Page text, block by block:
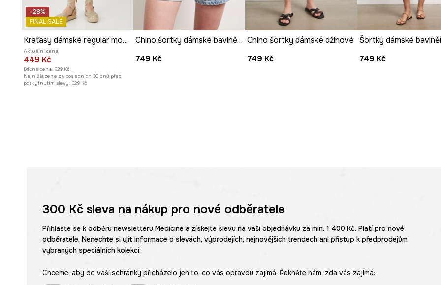
-28%
FINAL SALE
Kraťasy dámské regular modrá barva
Aktuální cena:
449 Kč
Běžná cena: 629 Kč
Nejnižší cena za posledních 30 dnů před
poskytnutím slevy: 629 Kč
Chino šortky dámské bavlněné s vybledlým efektem
749 Kč
Chino šortky dámské džínové
749 Kč
749 Kč
300 Kčsleva na nákup pro nové odběratele
Přihlaste se k odběru newsletteru Medicine a získejte slevu na vaši objednávku za min. 1 400 Kč. Platí pro nové
odběratele. Nenechte si ujít informace o slevách, výprodejích, nejnovějších trendech ani přístup k předprodejům
vybraných speciálních kolekcí.
Chceme, aby do vaší schránky přicházelo jen to, co vás opravdu zajímá. Řekněte nám, zda vás zajímá: